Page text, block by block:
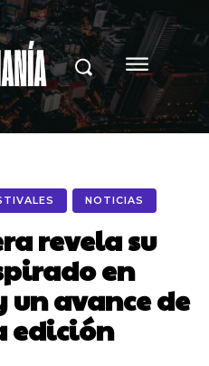
NOTICIAS
revela su
en
un avance de
edición